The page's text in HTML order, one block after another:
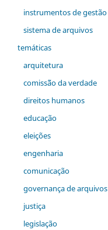
instrumentos de gestão
sistema de arquivos
temáticas
arquitetura
comiss˜ão da verdade
direitos humanos
educação
eleições
engenharia
comunicação
governança de arquivos
justiça
legislação